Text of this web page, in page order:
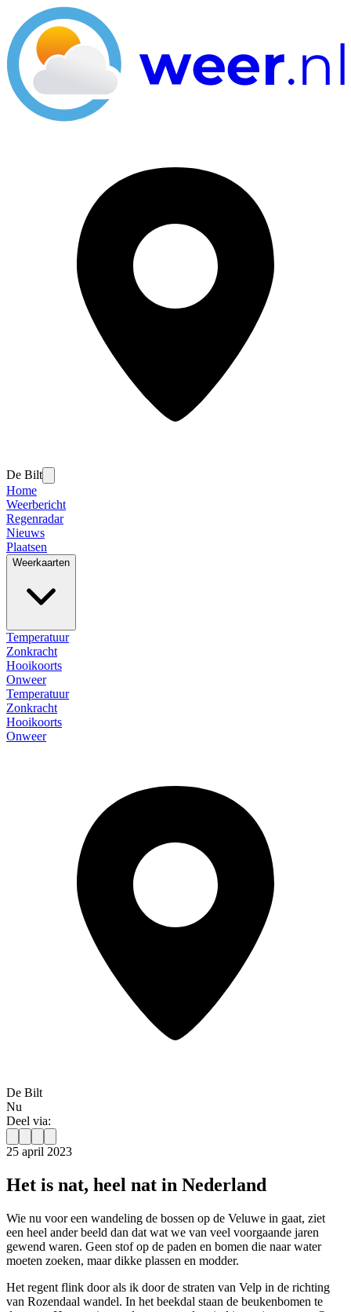
De Bilt
Home
Weerbericht
Regenradar
Nieuws
Plaatsen
Weerkaarten
Temperatuur
Zonkracht
Hooikoorts
Onweer
Temperatuur
Zonkracht
Hooikoorts
Onweer
De Bilt
Nu
Deel via:
25 april 2023
Het is nat, heel nat in Nederland
Wie nu voor een wandeling de bossen op de Veluwe in gaat, ziet
een heel ander beeld dan dat wat we van veel voorgaande jaren
gewend waren. Geen stof op de paden en bomen die naar water
moeten zoeken, maar dikke plassen en modder.
Het regent flink door als ik door de straten van Velp in de richting
van Rozendaal wandel. In het beekdal staan de beukenbomen te